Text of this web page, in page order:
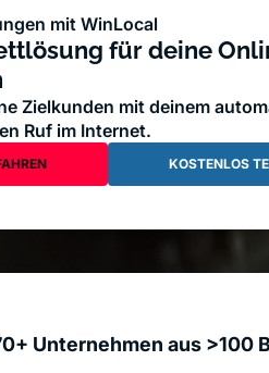
mit WinLocal
für deine
Zielkunden mit deinem
Ruf im Internet.
KOSTENLOS
Unternehmen aus >100